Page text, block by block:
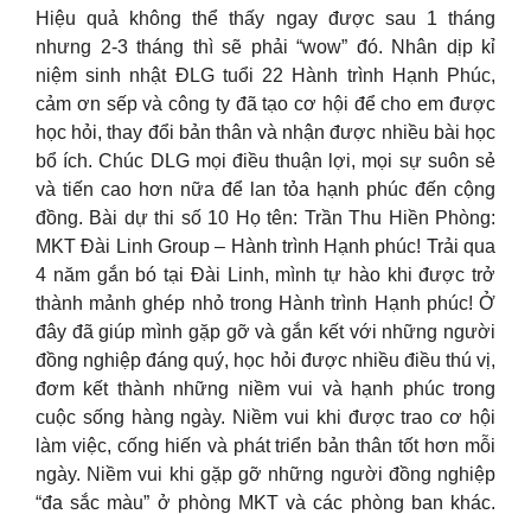
Hiệu quả không thể thấy ngay được sau 1 tháng
nhưng 2-3 tháng thì sẽ phải “wow” đó. Nhân dịp kỉ
niệm sinh nhật ĐLG tuổi 22 Hành trình Hạnh Phúc,
cảm ơn sếp và công ty đã tạo cơ hội để cho em được
học hỏi, thay đổi bản thân và nhận được nhiều bài học
bổ ích. Chúc DLG mọi điều thuận lợi, mọi sự suôn sẻ
và tiến cao hơn nữa để lan tỏa hạnh phúc đến cộng
đồng. Bài dự thi số 10 Họ tên: Trần Thu Hiền Phòng:
MKT Đài Linh Group – Hành trình Hạnh phúc! Trải qua
4 năm gắn bó tại Đài Linh, mình tự hào khi được trở
thành mảnh ghép nhỏ trong Hành trình Hạnh phúc! Ở
đây đã giúp mình gặp gỡ và gắn kết với những người
đồng nghiệp đáng quý, học hỏi được nhiều điều thú vị,
đơm kết thành những niềm vui và hạnh phúc trong
cuộc sống hàng ngày. Niềm vui khi được trao cơ hội
làm việc, cống hiến và phát triển bản thân tốt hơn mỗi
ngày. Niềm vui khi gặp gỡ những người đồng nghiệp
“đa sắc màu” ở phòng MKT và các phòng ban khác.